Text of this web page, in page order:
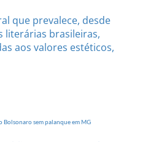
que prevalece, desde
literárias brasileiras,
aos valores estéticos,
sem palanque em MG